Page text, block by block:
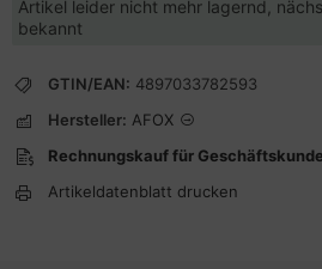
Artikel leider nicht mehr lagernd,
bekannt
GTIN/EAN: 4897033782593
Hersteller: AFOX
Rechnungskauf für
Artikeldatenblatt drucken